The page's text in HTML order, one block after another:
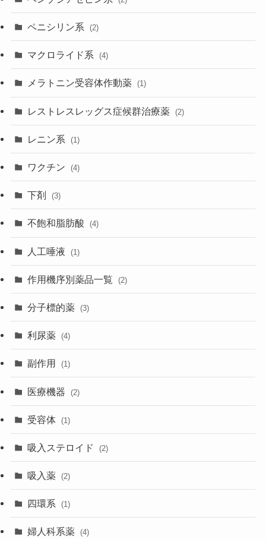
ペニシリン系 (2)
マクロライド系 (4)
メラトニン受容体作動薬 (1)
レストレスレッグス症候群治療薬 (2)
レニン系 (1)
ワクチン (4)
下剤 (3)
不飽和脂肪酸 (4)
人工唾液 (1)
作用機序別薬品一覧 (2)
分子標的薬 (3)
利尿薬 (4)
副作用 (1)
医療機器 (2)
受容体 (1)
吸入ステロイド (2)
吸入薬 (2)
四環系 (1)
婦人科系薬 (4)